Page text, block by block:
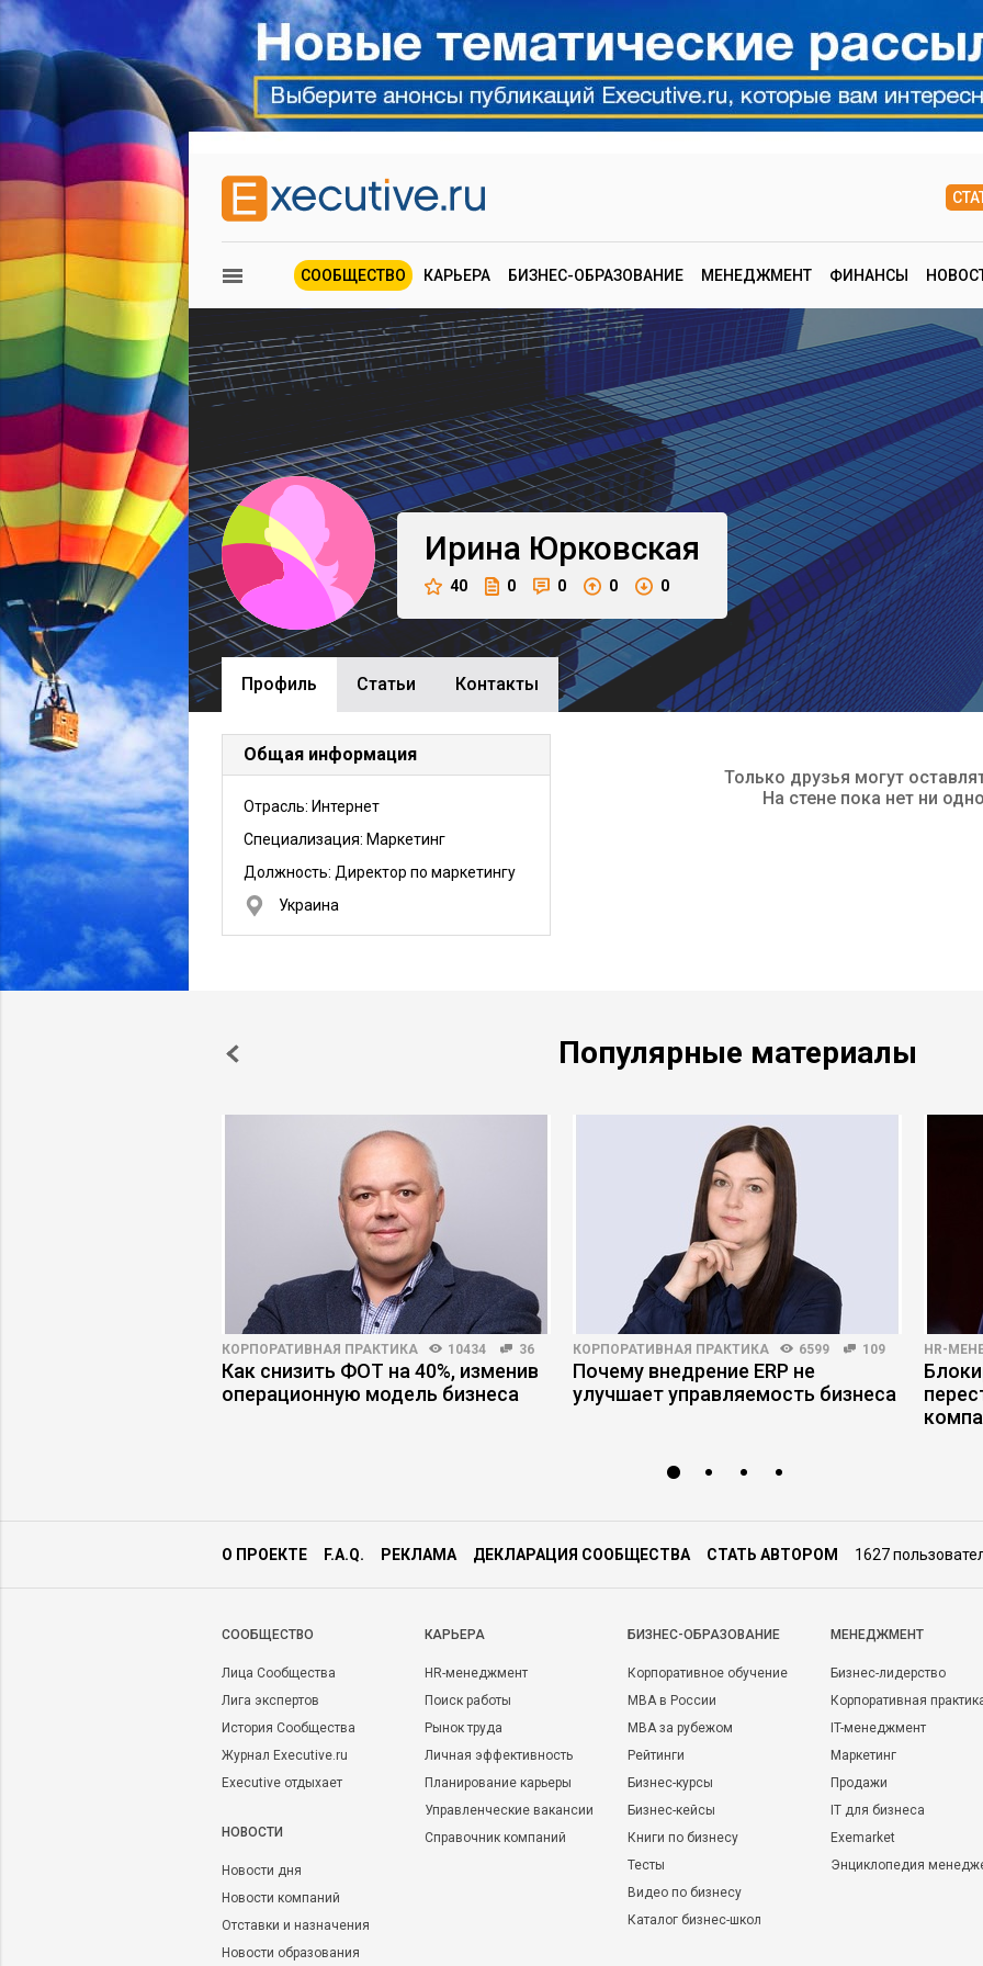
СООБЩЕСТВО КАРЬЕРА БИЗНЕС-ОБРАЗОВАНИЕ МЕНЕДЖМЕНТ ФИНАНСЫ
Ирина Юрковская
40 0 0 0 0
Профиль Cтатьи Контакты
Общая информация
Отрасль: Интернет
Специализация: Маркетинг
Должность: Директор по маркетингу
Украина
Только друзья могут
На стене пока нет ни
Популярные материалы
КОРПОРАТИВНАЯ ПРАКТИКА 10434 36
Как снизить ФОТ на 40%, изменив
операционную модель бизнеса
КОРПОРАТИВНАЯ ПРАКТИКА 6599 109
Почему внедрение ERP не
улучшает управляемость бизнеса
HR-
О ПРОЕКТЕ F.A.Q. РЕКЛАМА ДЕКЛАРАЦИЯ СООБЩЕСТВА СТАТЬ АВТОРОМ 1627
CООБЩЕСТВО
Лица Сообщества
Лига экспертов
История Сообщества
Журнал Executive.ru
Executive отдыхает
НОВОСТИ
Новости дня
Новости компаний
Отставки и назначения
Новости образования
КАРЬЕРА
HR-менеджмент
Поиск работы
Рынок труда
Личная эффективность
Планирование карьеры
Управленческие вакансии
Справочник компаний
БИЗНЕС-ОБРАЗОВАНИЕ
Корпоративное обучение
MBA в России
MBA за рубежом
Рейтинги
Бизнес-курсы
Бизнес-кейсы
Книги по бизнесу
Тесты
Видео по бизнесу
Каталог бизнес-школ
МЕНЕДЖМЕНТ
Бизнес-лидерство
Корпоративная
IT-менеджмент
Маркетинг
Продажи
IT для бизнеса
Exemarket
Энциклопедия